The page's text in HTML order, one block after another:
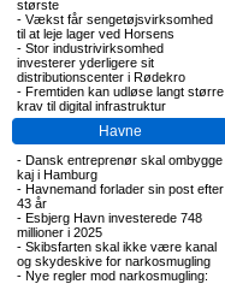
største
- Vækst får sengetøjsvirksomhed
til at leje lager ved Horsens
- Stor industrivirksomhed
investerer yderligere sit
distributionscenter i Rødekro
- Fremtiden kan udløse langt større
krav til digital infrastruktur
Havne
- Dansk entreprenør skal ombygge
kaj i Hamburg
- Havnemand forlader sin post efter
43 år
- Esbjerg Havn investerede 748
millioner i 2025
- Skibsfarten skal ikke være kanal
og skydeskive for narkosmugling
- Nye regler mod narkosmugling: